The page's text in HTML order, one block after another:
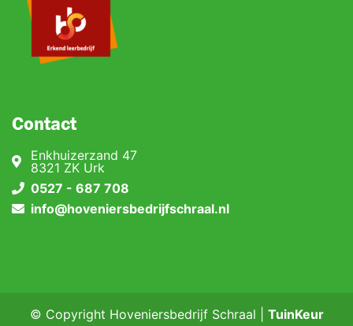
Contact
Enkhuizerzand 47
8321 ZK Urk
0527 - 687 708
info@hoveniersbedrijfschraal.nl
© Copyright Hoveniersbedrijf Schraal | TuinKeur